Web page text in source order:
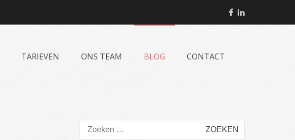
Facebook
Linkedin
TARIEVEN ONS TEAM BLOG CONTACT
Zoeken
naar: